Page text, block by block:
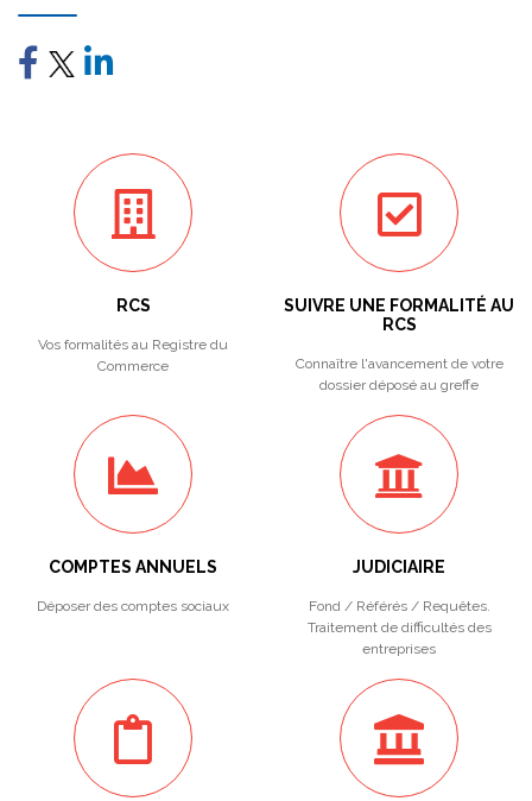
RCS
Vos formalités au Registre du
Commerce
SUIVRE UNE FORMALITÉ AU
RCS
Connaître l'avancement de votre
dossier déposé au greffe
COMPTES ANNUELS
Déposer des comptes sociaux
JUDICIAIRE
Fond / Référés / Requêtes.
Traitement de difficultés des
entreprises